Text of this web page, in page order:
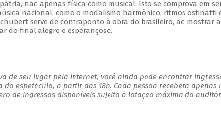
não apenas física como musical. Isto se comprova em
nacional, como o modalismo harmônico, ritmos ostinatti
serve de contraponto à obra do brasileiro, ao mostrar a
do final alegre e esperançoso.
de seu lugar pela internet, você ainda pode encontrar
do espetáculo, a partir das 18h. Cada pessoa receberá apenas
de ingressos disponíveis sujeito à lotação máxima do